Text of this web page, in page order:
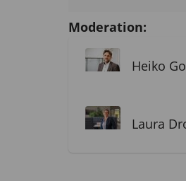
Moderation:
Heiko
Laura